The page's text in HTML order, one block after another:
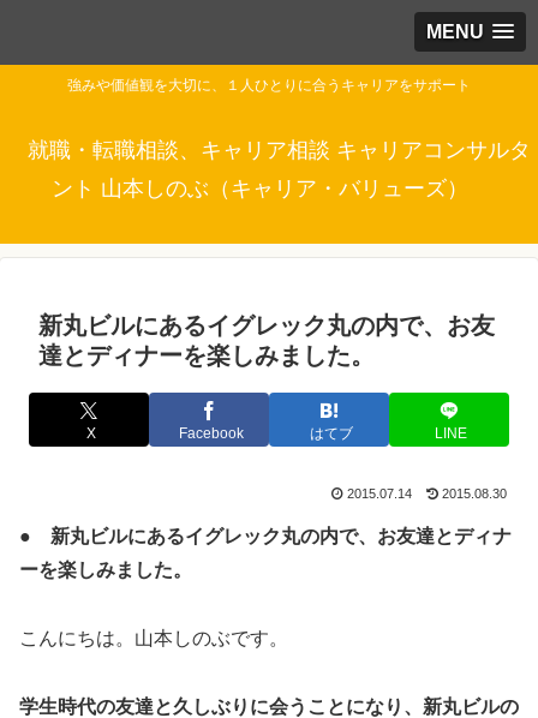
MENU
強みや価値観を大切に、１人ひとりに合うキャリアをサポート
就職・転職相談、キャリア相談 キャリアコンサルタ
ント 山本しのぶ（キャリア・バリューズ）
新丸ビルにあるイグレック丸の内で、お友
達とディナーを楽しみました。
X Facebook はてブ LINE
2015.07.14 2015.08.30
● 新丸ビルにあるイグレック丸の内で、お友達とディナ
ーを楽しみました。
こんにちは。山本しのぶです。
学生時代の友達と久しぶりに会うことになり、新丸ビルの